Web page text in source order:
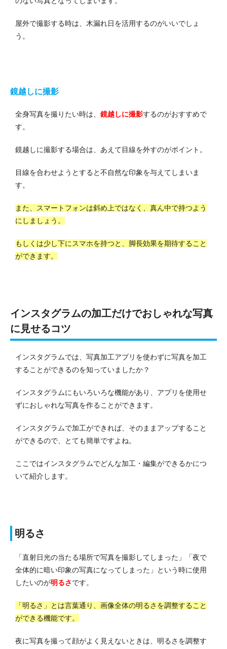
屋外で撮影する時は、木漏れ日を活用するのがいいでしょ
う。
鏡越しに撮影
全身写真を撮りたい時は、 鏡越しに撮影するのがおすすめで
す。
鏡越しに撮影する場合は、あえて目線を外すのがポイント。
目線を合わせようとすると不自然な印象を与えてしまいま
す。
また、スマートフォンは斜め上ではなく、真ん中で持つよう
にしましょう。
もしくは少し下にスマホを持つと、脚長効果を期待すること
ができます。
インスタグラムの加工だけでおしゃれな写真
に見せるコツ
インスタグラムでは、写真加工アプリを使わずに写真を加工
することができるのを知っていましたか？
インスタグラムにもいろいろな機能があり、アプリを使用せ
ずにおしゃれな写真を作ることができます。
インスタグラムで加工ができれば、そのままアップすること
ができるので、とても簡単ですよね。
ここではインスタグラムでどんな加工・編集ができるかにつ
いて紹介します。
明るさ
「直射日光の当たる場所で写真を撮影してしまった」「夜で
全体的に暗い印象の写真になってしまった」という時に使用
したいのが明るさです。
「明るさ」とは言葉通り、画像全体の明るさを調整すること
ができる機能です。
夜に写真を撮って顔がよく見えないときは、明るさを調整す